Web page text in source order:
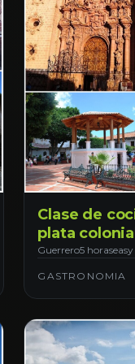
Clase de
plata
Guerrero5 horaseasy
GASTRONOMIA